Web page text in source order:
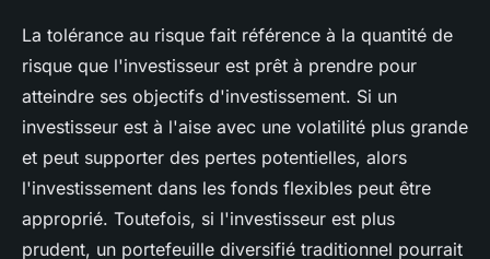
La tolérance au risque fait référence à la quantité de
risque que l'investisseur est prêt à prendre pour
atteindre ses objectifs d'investissement. Si un
investisseur est à l'aise avec une volatilité plus grande
et peut supporter des pertes potentielles, alors
l'investissement dans les fonds flexibles peut être
approprié. Toutefois, si l'investisseur est plus
prudent, un portefeuille diversifié traditionnel pourrait